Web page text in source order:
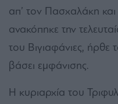
απ’ τον Πασχαλάκη
ανακόπηκε την
του Βιγιαφάνιες, ήρθε
βάσει εμφάνισης.
Η κυριαρχία του